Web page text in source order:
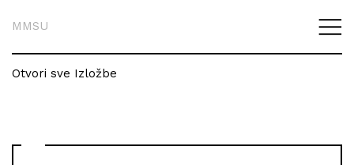
MMSU
Otvori sve Izložbe